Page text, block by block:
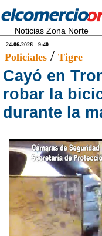
Noticias Zona Norte
24.06.2026 - 9:40
Policiales / Tigre
Cayó en
robar la
durante la